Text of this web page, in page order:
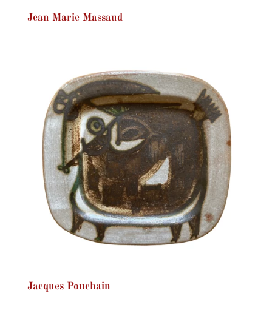
Jean Marie Massaud
Jacques Pouchain